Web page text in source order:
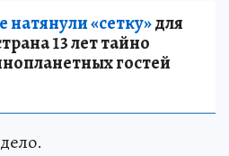
«сетку»для
13 лет тайно
гостей